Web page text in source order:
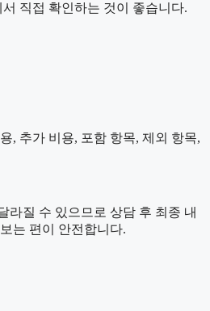
직접 확인하는 것이 좋습니다.
, 추가 비용, 포함 항목, 제외 항목,
라질 수 있으므로 상담 후 최종 내
는 편이 안전합니다.